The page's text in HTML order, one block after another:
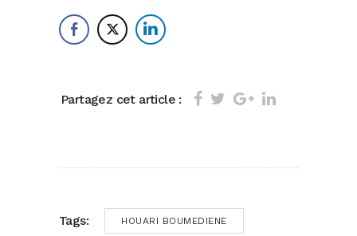
Partagez cet article :
Tags: HOUARI BOUMEDIENE